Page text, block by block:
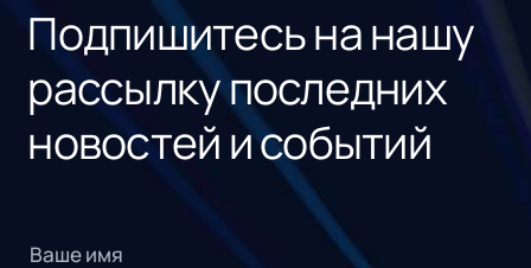
Подпишитесь на нашу
рассылку последних
новостей и событий